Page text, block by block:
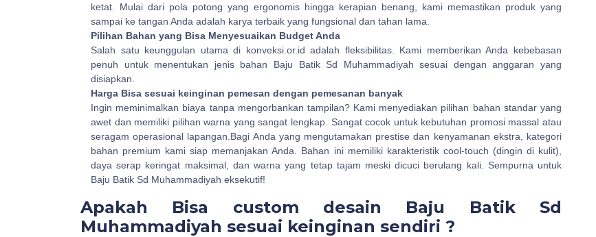
ketat. Mulai dari pola potong yang ergonomis hingga kerapian benang, kami memastikan produk yang
sampai ke tangan Anda adalah karya terbaik yang fungsional dan tahan lama.
Pilihan Bahan yang Bisa Menyesuaikan Budget Anda
Salah satu keunggulan utama di konveksi.or.id adalah fleksibilitas. Kami memberikan Anda kebebasan
penuh untuk menentukan jenis bahan Baju Batik Sd Muhammadiyah sesuai dengan anggaran yang
disiapkan.
Harga Bisa sesuai keinginan pemesan dengan pemesanan banyak
Ingin meminimalkan biaya tanpa mengorbankan tampilan? Kami menyediakan pilihan bahan standar yang
awet dan memiliki pilihan warna yang sangat lengkap. Sangat cocok untuk kebutuhan promosi massal atau
seragam operasional lapangan.Bagi Anda yang mengutamakan prestise dan kenyamanan ekstra, kategori
bahan premium kami siap memanjakan Anda. Bahan ini memiliki karakteristik cool-touch (dingin di kulit),
daya serap keringat maksimal, dan warna yang tetap tajam meski dicuci berulang kali. Sempurna untuk
Baju Batik Sd Muhammadiyah eksekutif!
Apakah Bisa custom desain Baju Batik Sd
Muhammadiyah sesuai keinginan sendiri ?